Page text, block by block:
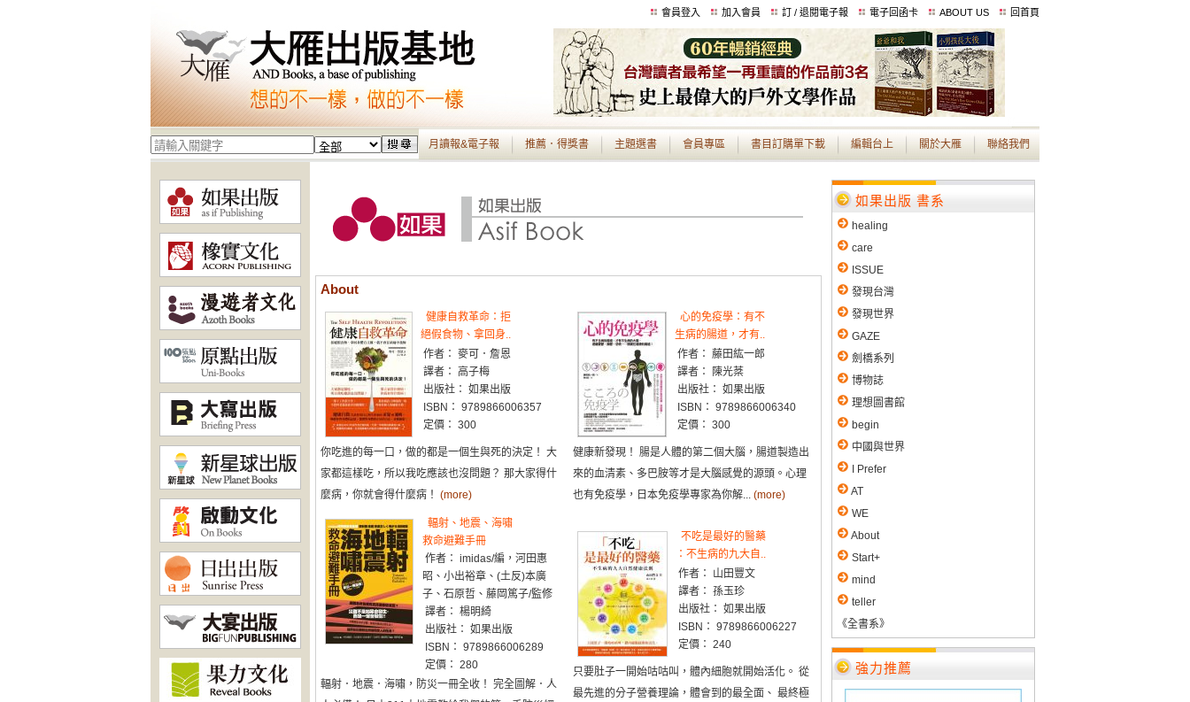
會員登入 加入會員 訂 / 退閱電子報 電子回函卡 ABOUT US 回首頁
月讀報&電子報 推薦．得獎書 主題選書 會員專區 書目訂購單下載 編輯台上 關於大雁 聯絡我們
About
健康自救革命：拒
絕假食物、拿回身..
作者： 麥可．詹恩
譯者： 高子梅
出版社： 如果出版
ISBN： 9789866006357
定價： 300
你吃進的每一口，做的都是一個生與死的決定！ 大
家都這樣吃，所以我吃應該也沒問題？ 那大家得什
麼病，你就會得什麼病！ (more)
心的免疫學：有不
生病的腸道，才有..
作者： 藤田紘一郎
譯者： 陳光棻
出版社： 如果出版
ISBN： 9789866006340
定價： 300
健康新發現！ 腸是人體的第二個大腦，腸道製造出
來的血清素、多巴胺等才是大腦感覺的源頭。心理
也有免疫學，日本免疫學專家為你解... (more)
輻射、地震、海嘯
救命避難手冊
作者： imidas/編，河田惠
昭、小出裕章、(土反)本廣
子、石原哲、藤岡篤子/監修
譯者： 楊明綺
出版社： 如果出版
ISBN： 9789866006289
定價： 280
輻射．地震．海嘯，防災一冊全收！ 完全圖解．人
不吃是最好的醫藥
：不生病的九大自..
作者： 山田豐文
譯者： 孫玉珍
出版社： 如果出版
ISBN： 9789866006227
定價： 240
只要肚子一開始咕咕叫，體內細胞就開始活化。 從
最先進的分子營養理論，體會到的最全面、 最終極
如果出版 書系
healing
care
ISSUE
發現台灣
發現世界
GAZE
劍橋系列
博物誌
理想圖書館
begin
中國與世界
I Prefer
AT
WE
About
Start+
mind
teller
《全書系》
強力推薦